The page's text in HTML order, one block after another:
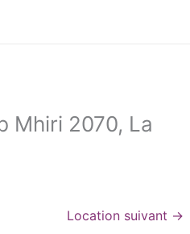
Mhiri 2070, La
Location suivant →